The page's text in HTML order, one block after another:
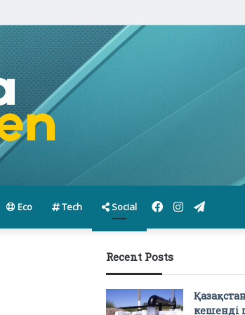
Eco Tech Social Instagram
Facebook
Recent Posts
кешенді